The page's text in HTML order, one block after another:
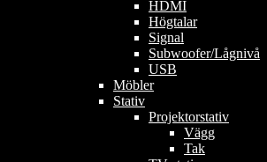
HDMI
Högtalar
Signal
Subwoofer/Lågnivå
USB
Möbler
Stativ
Projektorstativ
Vägg
Tak